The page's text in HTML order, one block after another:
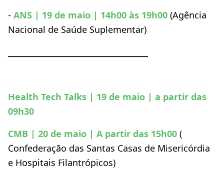
- ANS | 19 de maio | 14h00 às 19h00 (Agência
Nacional de Saúde Suplementar)
Health Tech Talks | 19 de maio | a partir das
09h30
CMB | 20 de maio | A partir das 15h00 (
Confederação das Santas Casas de Misericórdia
e Hospitais Filantrópicos)